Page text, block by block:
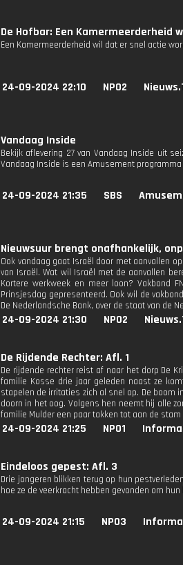
De Hofbar: Een Kamermeerderheid
Een Kamermeerderheid wil dat er snel actie
24-09-2024 22:10 NPO2
Vandaag Inside
Bekijk aflevering 27 van Vandaag Inside uit
Vandaag Inside is een Amusement programma
24-09-2024 21:35 SBS
Nieuwsuur brengt onafhankelijk,
Ook vandaag gaat Israël door met aanvallen
van Israël. Wat wil Israël met de aanvallen
Kortere werkweek en meer loon? Vakbond
Prinsjesdag gepresenteerd. Ook wil de
De Nederlandsche Bank, over de staat van de
24-09-2024 21:30 NPO2
De Rijdende Rechter: Afl. 1
De rijdende rechter reist af naar het dorp De
familie Kosse drie jaar geleden naast ze
stapelen de irritaties zich al snel op. De boom
doorn in het oog. Volgens hen neemt hij alle
familie Mulder een paar takken tot aan de
24-09-2024 21:25 NPO1
Eindeloos gepest: Afl. 3
Drie jongeren blikken terug op hun
hoe ze de veerkracht hebben gevonden om
24-09-2024 21:15 NPO3